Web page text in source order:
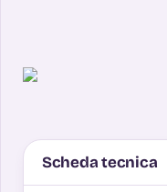
Scheda tecnica